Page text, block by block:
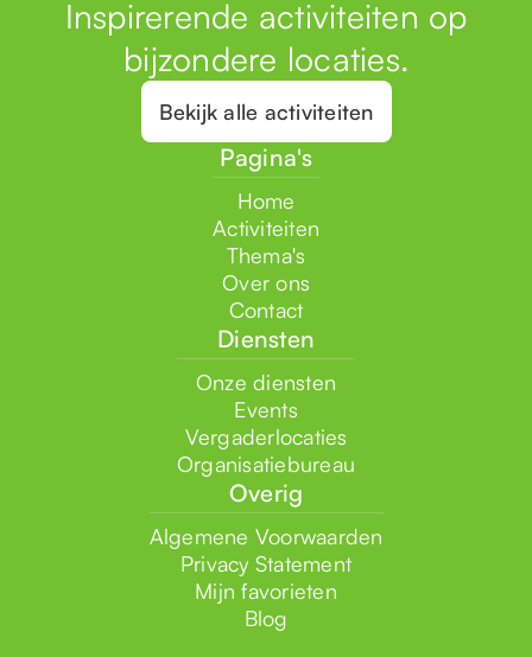
Inspirerende activiteiten op
bijzondere locaties.
Bekijk alle activiteiten
Pagina's
Home
Activiteiten
Thema's
Over ons
Contact
Diensten
Onze diensten
Events
Vergaderlocaties
Organisatiebureau
Overig
Algemene Voorwaarden
Privacy Statement
Mijn favorieten
Blog